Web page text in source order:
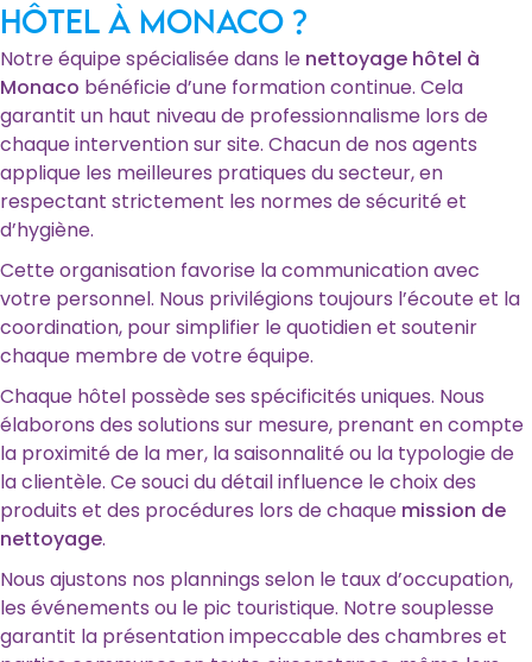
hôtel à Monaco ?
Notre équipe spécialisée dans le nettoyage hôtel à
Monaco bénéficie d’une formation continue. Cela
garantit un haut niveau de professionnalisme lors de
chaque intervention sur site. Chacun de nos agents
applique les meilleures pratiques du secteur, en
respectant strictement les normes de sécurité et
d’hygiène.
Cette organisation favorise la communication avec
votre personnel. Nous privilégions toujours l’écoute et la
coordination, pour simplifier le quotidien et soutenir
chaque membre de votre équipe.
Chaque hôtel possède ses spécificités uniques. Nous
élaborons des solutions sur mesure, prenant en compte
la proximité de la mer, la saisonnalité ou la typologie de
la clientèle. Ce souci du détail influence le choix des
produits et des procédures lors de chaque mission de
nettoyage.
Nous ajustons nos plannings selon le taux d’occupation,
les événements ou le pic touristique. Notre souplesse
garantit la présentation impeccable des chambres et